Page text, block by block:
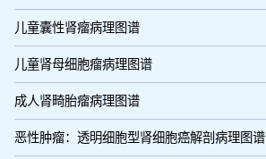
儿童囊性肾瘤病理图谱
儿童肾母细胞瘤病理图谱
成人肾畸胎瘤病理图谱
恶性肿瘤：透明细胞型肾细胞癌解剖病理图谱